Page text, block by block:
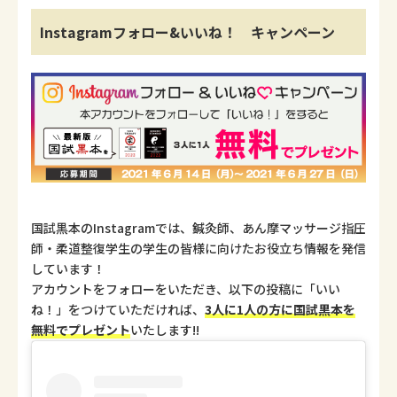
Instagramフォロー&いいね！ キャンペーン
国試黒本のInstagramでは、鍼灸師、あん摩マッサージ指圧
師・柔道整復学生の学生の皆様に向けたお役立ち情報を発信
しています！
アカウントをフォローをいただき、以下の投稿に「いい
ね！」をつけていただければ、 3人に1人の方に国試黒本を
無料でプレゼントいたします!!